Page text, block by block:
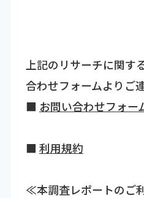
上記のリサーチに関す
合わせフォームよりご
■ お問い合わせフォー
■ 利用規約
≪本調査レポートのご